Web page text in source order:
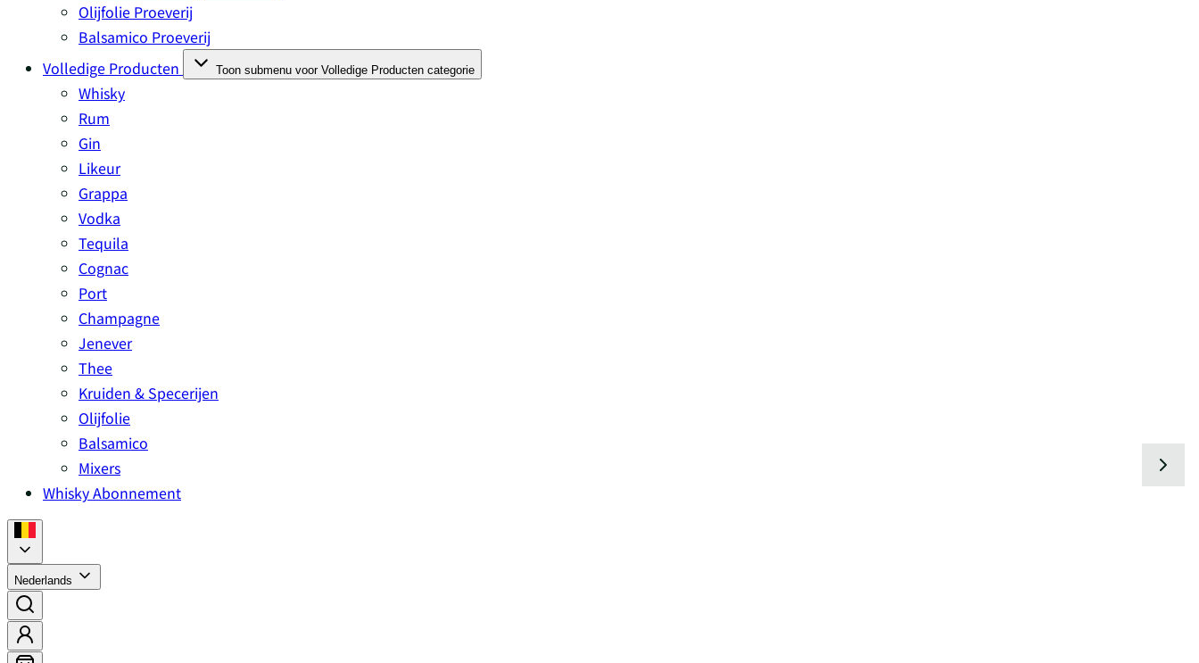
Olijfolie Proeverij
Balsamico Proeverij
Volledige Producten
Toon submenu voor Volledige Producten categorie
Whisky
Rum
Gin
Likeur
Grappa
Vodka
Tequila
Cognac
Port
Champagne
Jenever
Thee
Kruiden & Specerijen
Olijfolie
Balsamico
Mixers
Whisky Abonnement
Nederlands